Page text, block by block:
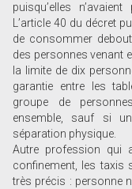
puisqu’elles
L’article 40 du décret
de consommer
des personnes venant
la limite de dix
garantie entre les
groupe de
ensemble, sauf si
séparation physique.
Autre profession qui
confinement, les taxis
très précis : personne